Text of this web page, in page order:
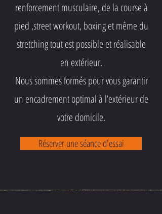
renforcement musculaire, de la course à
pied ,street workout, boxing et même du
stretching tout est possible et réalisable
en extérieur.
Nous sommes formés pour vous garantir
un encadrement optimal à l’extérieur de
votre domicile.
Réserver une séance d'essai